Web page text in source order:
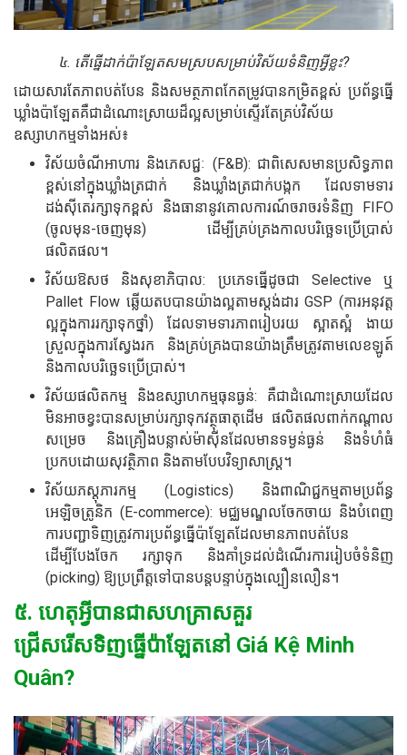
៤. តើធ្នើដាក់ប៉ាឡែតសមស្របសម្រាប់វិស័យទំនិញអ្វីខ្លះ?
ដោយសារតែភាពបត់បែន និងសមត្ថភាពកែតម្រូវបានកម្រិតខ្ពស់ ប្រព័ន្ធធ្នើ
ឃ្លាំងប៉ាឡែតគឺជាដំណោះស្រាយដ៏ល្អសម្រាប់ស្ទើរតែគ្រប់វិស័យ
ឧស្សាហកម្មទាំងអស់៖
វិស័យចំណីអាហារ និងភេសជ្ជៈ (F&B): ជាពិសេសមានប្រសិទ្ធភាព
ខ្ពស់នៅក្នុងឃ្លាំងត្រជាក់ និងឃ្លាំងត្រជាក់បង្កក ដែលទាមទារ
ដង់ស៊ីតេរក្សាទុកខ្ពស់ និងធានានូវគោលការណ៍ចរាចរទំនិញ FIFO
(ចូលមុន-ចេញមុន) ដើម្បីគ្រប់គ្រងកាលបរិច្ឆេទប្រើប្រាស់
ផលិតផល។
វិស័យឱសថ និងសុខាភិបាល: ប្រភេទធ្នើដូចជា Selective ឬ
Pallet Flow ឆ្លើយតបបានយ៉ាងល្អតាមស្តង់ដារ GSP (ការអនុវត្ត
ល្អក្នុងការរក្សាទុកថ្នាំ) ដែលទាមទារភាពរៀបរយ ស្អាតស្អំ ងាយ
ស្រួលក្នុងការស្វែងរក និងគ្រប់គ្រងបានយ៉ាងត្រឹមត្រូវតាមលេខឡូត៍
និងកាលបរិច្ឆេទប្រើប្រាស់។
វិស័យផលិតកម្ម និងឧស្សាហកម្មធុនធ្ងន់: គឺជាដំណោះស្រាយដែល
មិនអាចខ្វះបានសម្រាប់រក្សាទុកវត្ថុធាតុដើម ផលិតផលពាក់កណ្តាល
សម្រេច និងគ្រឿងបន្លាស់ម៉ាស៊ីនដែលមានទម្ងន់ធ្ងន់ និងទំហំធំ
ប្រកបដោយសុវត្ថិភាព និងតាមបែបវិទ្យាសាស្ត្រ។
វិស័យភស្តុភារកម្ម (Logistics) និងពាណិជ្ជកម្មតាមប្រព័ន្ធ
អេឡិចត្រូនិក (E-commerce): មជ្ឈមណ្ឌលចែកចាយ និងបំពេញ
ការបញ្ជាទិញត្រូវការប្រព័ន្ធធ្នើប៉ាឡែតដែលមានភាពបត់បែន
ដើម្បីបែងចែក រក្សាទុក និងគាំទ្រដល់ដំណើរការរៀបចំទំនិញ
(picking) ឱ្យប្រព្រឹត្តទៅបានបន្តបន្ទាប់ក្នុងល្បឿនលឿន។
៥. ហេតុអ្វីបានជាសហគ្រាសគួរ
ជ្រើសរើសទិញធ្នើប៉ាឡែតនៅ Giá Kệ Minh
Quân?